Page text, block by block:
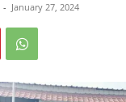
- January 27, 2024